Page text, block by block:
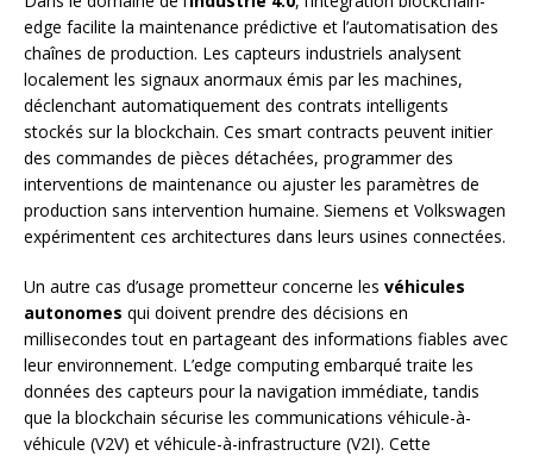
edge facilite la maintenance prédictive et l’automatisation des
chaînes de production. Les capteurs industriels analysent
localement les signaux anormaux émis par les machines,
déclenchant automatiquement des contrats intelligents
stockés sur la blockchain. Ces smart contracts peuvent initier
des commandes de pièces détachées, programmer des
interventions de maintenance ou ajuster les paramètres de
production sans intervention humaine. Siemens et Volkswagen
expérimentent ces architectures dans leurs usines connectées.
Un autre cas d’usage prometteur concerne les véhicules
autonomes qui doivent prendre des décisions en
millisecondes tout en partageant des informations fiables avec
leur environnement. L’edge computing embarqué traite les
données des capteurs pour la navigation immédiate, tandis
que la blockchain sécurise les communications véhicule-à-
véhicule (V2V) et véhicule-à-infrastructure (V2I). Cette